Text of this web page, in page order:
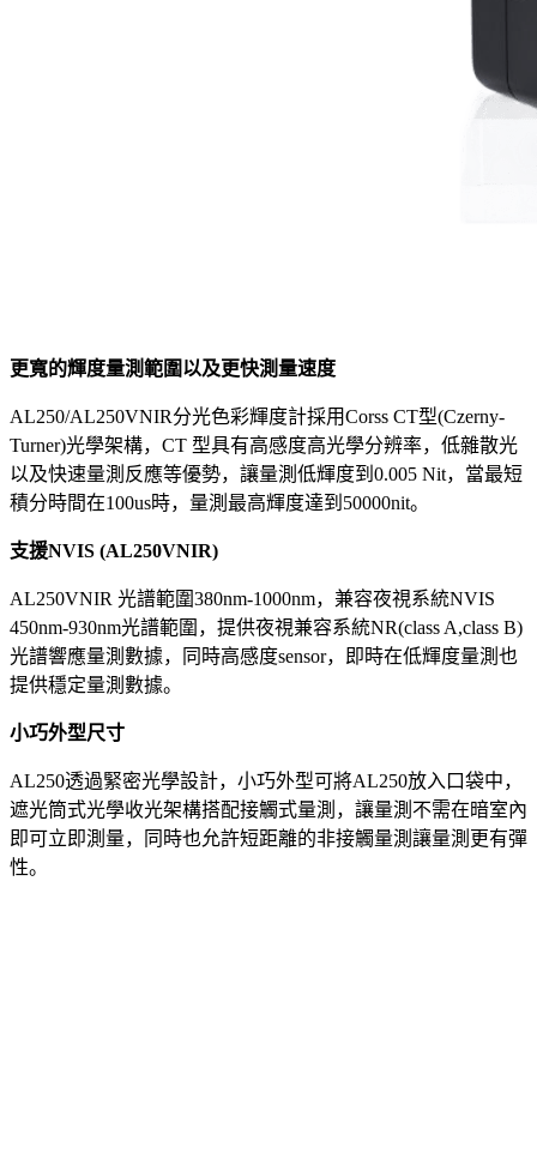
更寬的輝度量測範圍以及更快測量速度
AL250/AL250VNIR分光色彩輝度計採用Corss CT型(Czerny-
Turner)光學架構，CT 型具有高感度高光學分辨率，低雜散光
以及快速量測反應等優勢，讓量測低輝度到0.005 Nit，當最短
積分時間在100us時，量測最高輝度達到50000nit。
支援NVIS (AL250VNIR)
AL250VNIR 光譜範圍380nm-1000nm，兼容夜視系統NVIS
450nm-930nm光譜範圍，提供夜視兼容系統NR(class A,class B)
光譜響應量測數據，同時高感度sensor，即時在低輝度量測也
提供穩定量測數據。
小巧外型尺寸
AL250透過緊密光學設計，小巧外型可將AL250放入口袋中，
遮光筒式光學收光架構搭配接觸式量測，讓量測不需在暗室內
即可立即測量，同時也允許短距離的非接觸量測讓量測更有彈
性。